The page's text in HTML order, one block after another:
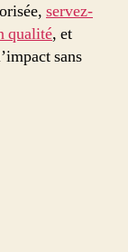
servez-
qualité, et
sans